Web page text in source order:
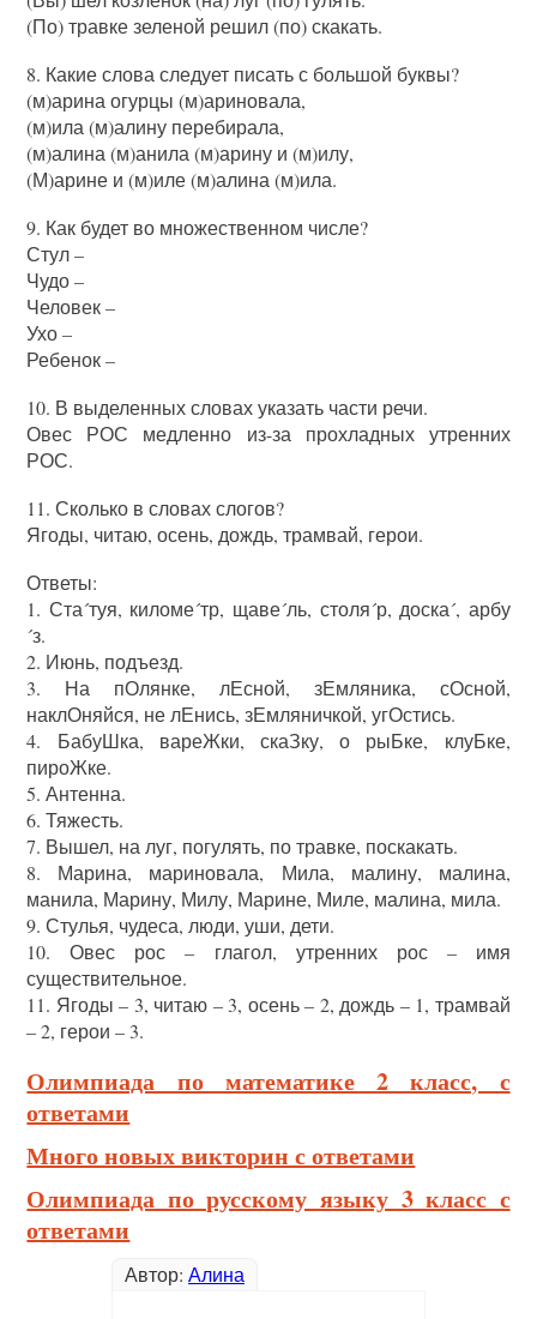
(По) травке зеленой решил (по) скакать.
8. Какие слова следует писать с большой буквы?
(м)арина огурцы (м)ариновала,
(м)ила (м)алину перебирала,
(м)алина (м)анила (м)арину и (м)илу,
(М)арине и (м)иле (м)алина (м)ила.
9. Как будет во множественном числе?
Стул –
Чудо –
Человек –
Ухо –
Ребенок –
10. В выделенных словах указать части речи.
Овес РОС медленно из-за прохладных утренних
РОС.
11. Сколько в словах слогов?
Ягоды, читаю, осень, дождь, трамвай, герои.
Ответы:
1. Ста´туя, киломе´тр, щаве´ль, столя´р, доска´, арбу
´з.
2. Июнь, подъезд.
3. На пОлянке, лЕсной, зЕмляника, сОсной,
наклОняйся, не лЕнись, зЕмляничкой, угОстись.
4. БабуШка, вареЖки, скаЗку, о рыБке, клуБке,
пироЖке.
5. Антенна.
6. Тяжесть.
7. Вышел, на луг, погулять, по травке, поскакать.
8. Марина, мариновала, Мила, малину, малина,
манила, Марину, Милу, Марине, Миле, малина, мила.
9. Стулья, чудеса, люди, уши, дети.
10. Овес рос – глагол, утренних рос – имя
существительное.
11. Ягоды – 3, читаю – 3, осень – 2, дождь – 1, трамвай
– 2, герои – 3.
Олимпиада по математике 2 класс, с
ответами
Много новых викторин с ответами
Олимпиада по русскому языку 3 класс с
ответами
Автор: Алина